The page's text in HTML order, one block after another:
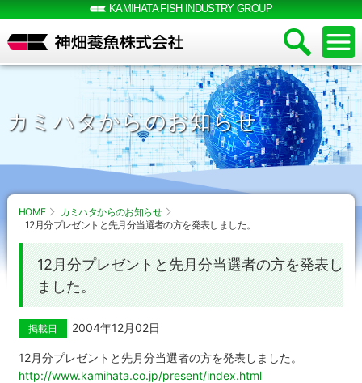
KAMIHATA FISH INDUSTRY GROUP
カミハタからのお知らせ
HOME
カミハタからのお知らせ
12月分プレゼントと先月分当選者の方を発表しました。
12月分プレゼントと先月分当選者の方を発表し
ました。
掲載日 2004年12月02日
12月分プレゼントと先月分当選者の方を発表しました。
http://www.kamihata.co.jp/present/index.html